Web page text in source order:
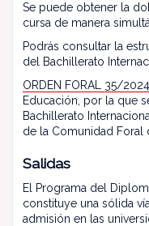
Se puede obtener la
cursa de manera
Podrás consultar la
del Bachillerato
ORDEN FORAL 35/
Educación, por la que
Bachillerato
de la Comunidad Foral
Salidas
El Programa del
constituye una sólida
admisión en las